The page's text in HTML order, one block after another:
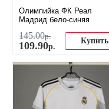
Олимпийка ФК Реал
Мадрид бело-синяя
145.00р.
109.90р.
Купить